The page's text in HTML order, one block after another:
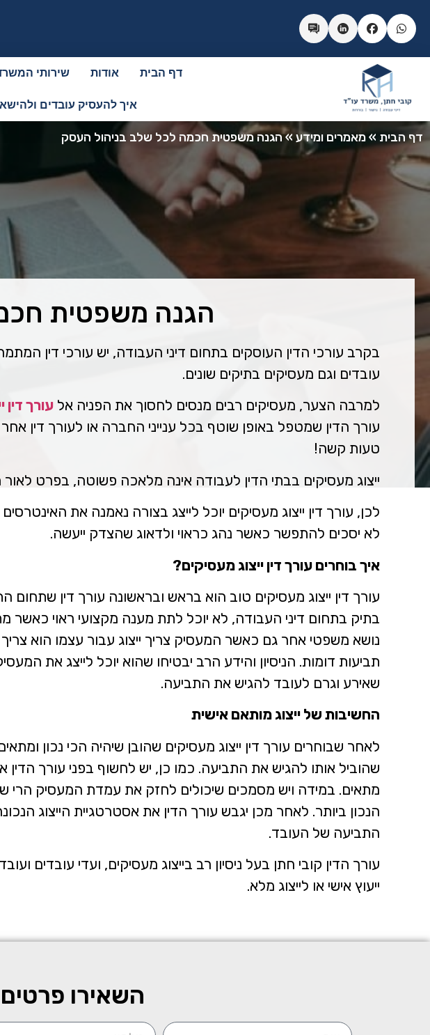
דף הבית אודות שירותי
איך להעסיק עובדים
דף הבית »מאמרים ומידע»הגנה משפטית חכמה לכל שלב בניהול העסק
הגנה משפטית
בקרב עורכי הדין העוסקים בתחום דיני העבודה, יש עורכי דין
עובדים וגם מעסיקים בתיקים שונים.
למרבה הצער, מעסיקים רבים מנסים לחסוך את הפניה אל עורך דין
עורך הדין שמטפל באופן שוטף בכל ענייני החברה או לעורך
טעות קשה!
ייצוג מעסיקים בבתי הדין לעבודה אינה מלאכה פשוטה, בפרט
לכן, עורך דין ייצוג מעסיקים יוכל לייצג בצורה נאמנה את
לא יסכים להתפשר כאשר נהג כראוי ולדאוג שהצדק ייעשה.
איך בוחרים עורך דין ייצוג מעסיקים?
עורך דין ייצוג מעסיקים טוב הוא בראש ובראשונה עורך דין
בתיק בתחום דיני העבודה, לא יוכל לתת מענה מקצועי ראוי כאשר
נושא משפטי אחר גם כאשר המעסיק צריך ייצוג עבור עצמו הוא צריך
תביעות דומות. הניסיון והידע הרב יבטיחו שהוא יוכל לייצג את
שאירע וגרם לעובד להגיש את התביעה.
החשיבות של ייצוג מותאם אישית
לאחר שבוחרים עורך דין ייצוג מעסיקים שהובן שיהיה הכי נכון
שהוביל אותו להגיש את התביעה. כמו כן, יש לחשוף בפני עורך
מתאים. במידה ויש מסמכים שיכולים לחזק את עמדת המעסיק הרי
הנכון ביותר. לאחר מכן יגבש עורך הדין את אסטרטגיית הייצוג
התביעה של העובד.
עורך הדין קובי חתן בעל ניסיון רב בייצוג מעסיקים, ועדי
ייעוץ אישי או לייצוג מלא.
השאירו